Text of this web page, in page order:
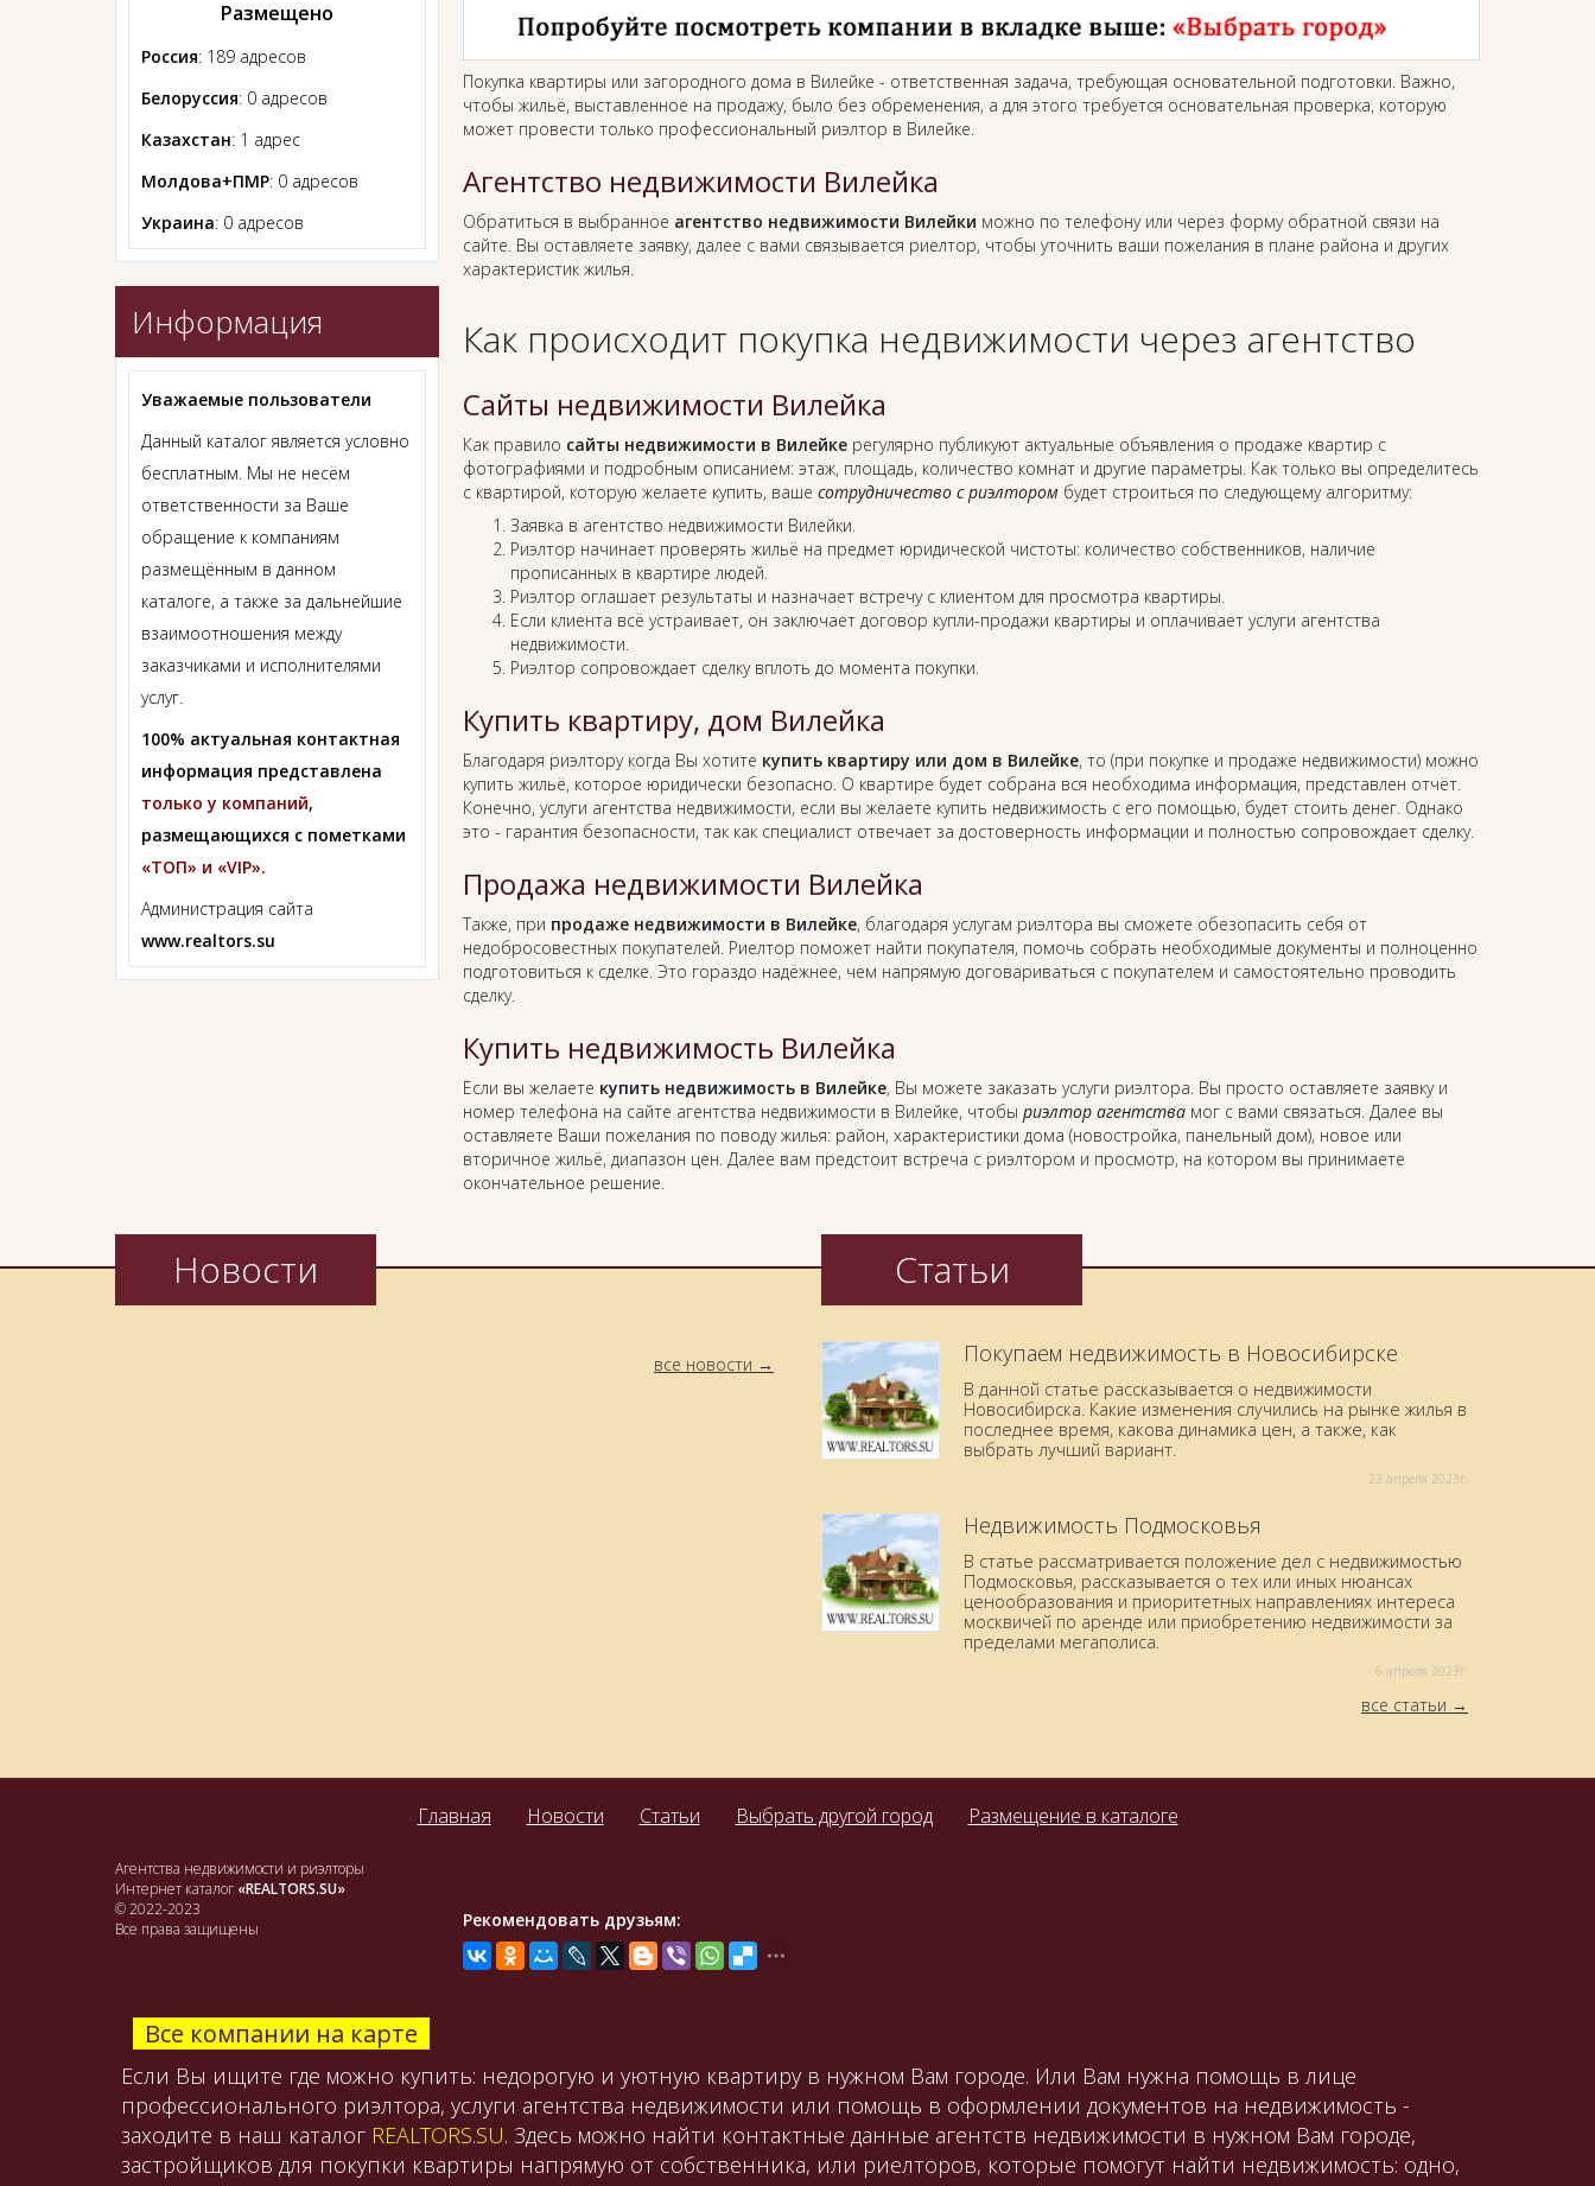
Покупка квартиры или загородного дома в Вилейке - ответственная задача, требующая основательной подготовки. Важно,
чтобы жильё, выставленное на продажу, было без обременения, а для этого требуется основательная проверка, которую
может провести только профессиональный риэлтор в Вилейке.
Агентство недвижимости Вилейка
Обратиться в выбранное агентство недвижимости Вилейки можно по телефону или через форму обратной связи на
сайте. Вы оставляете заявку, далее с вами связывается риелтор, чтобы уточнить ваши пожелания в плане района и других
характеристик жилья.
Как происходит покупка недвижимости через агентство
Сайты недвижимости Вилейка
Как правило сайты недвижимости в Вилейкерегулярно публикуют актуальные объявления о продаже квартир с
фотографиями и подробным описанием: этаж, площадь, количество комнат и другие параметры. Как только вы определитесь
с квартирой, которую желаете купить, ваше сотрудничество с риэлторомбудет строиться по следующему алгоритму:
Заявка в агентство недвижимости Вилейки.
Риэлтор начинает проверять жильё на предмет юридической чистоты: количество собственников, наличие
прописанных в квартире людей.
Риэлтор оглашает результаты и назначает встречу с клиентом для просмотра квартиры.
Если клиента всё устраивает, он заключает договор купли-продажи квартиры и оплачивает услуги агентства
недвижимости.
Риэлтор сопровождает сделку вплоть до момента покупки.
Купить квартиру, дом Вилейка
Благодаря риэлтору когда Вы хотите купить квартиру или дом в Вилейке, то (при покупке и продаже недвижимости) можно
купить жильё, которое юридически безопасно. О квартире будет собрана вся необходима информация, представлен отчёт.
Конечно, услуги агентства недвижимости, если вы желаете купить недвижимость с его помощью, будет стоить денег. Однако
это - гарантия безопасности, так как специалист отвечает за достоверность информации и полностью сопровождает сделку.
Продажа недвижимости Вилейка
Также, при продаже недвижимости в Вилейке, благодаря услугам риэлтора вы сможете обезопасить себя от
недобросовестных покупателей. Риелтор поможет найти покупателя, помочь собрать необходимые документы и полноценно
подготовиться к сделке. Это гораздо надёжнее, чем напрямую договариваться с покупателем и самостоятельно проводить
сделку.
Купить недвижимость Вилейка
Если вы желаете купить недвижимость в Вилейке, Вы можете заказать услуги риэлтора. Вы просто оставляете заявку и
номер телефона на сайте агентства недвижимости в Вилейке, чтобы риэлтор агентствамог с вами связаться. Далее вы
оставляете Ваши пожелания по поводу жилья: район, характеристики дома (новостройка, панельный дом), новое или
вторичное жильё, диапазон цен. Далее вам предстоит встреча с риэлтором и просмотр, на котором вы принимаете
окончательное решение.
Размещено
Россия: 189 адресов
Белоруссия: 0 адресов
Казахстан: 1 адрес
Молдова+ПМР: 0 адресов
Украина: 0 адресов
Информация
Уважаемые пользователи
Данный каталог является условно
бесплатным. Мы не несём
ответственности за Ваше
обращение к компаниям
размещённым в данном
каталоге, а также за дальнейшие
взаимоотношения между
заказчиками и исполнителями
услуг.
100% актуальная контактная
информация представлена
только у компаний,
размещающихся с пометками
«ТОП» и «VIP».
Администрация сайта
www.realtors.su
Новости
все новости
Статьи
Покупаем недвижимость в Новосибирске
В данной статье рассказывается о недвижимости
Новосибирска. Какие изменения случились на рынке жилья в
последнее время, какова динамика цен, а также, как
выбрать лучший вариант.
23 aпреля 2023г.
Недвижимость Подмосковья
В статье рассматривается положение дел с недвижимостью
Подмосковья, рассказывается о тех или иных нюансах
ценообразования и приоритетных направлениях интереса
москвичей по аренде или приобретению недвижимости за
пределами мегаполиса.
6 aпреля 2023г.
все статьи
Главная Новости Статьи Выбрать другой город Размещение в каталоге
Агентства недвижимости и риэлторы
Интернет каталог «REALTORS.SU»
© 2022-2023
Все права защищены
Рекомендовать друзьям:
Все компании на карте
Если Вы ищите где можно купить: недорогую и уютную квартиру в нужном Вам городе. Или Вам нужна помощь в лице
профессионального риэлтора, услуги агентства недвижимости или помощь в оформлении документов на недвижимость -
заходите в наш каталог REALTORS.SU. Здесь можно найти контактные данные агентств недвижимости в нужном Вам городе,
застройщиков для покупки квартиры напрямую от собственника, или риелторов, которые помогут найти недвижимость: одно,